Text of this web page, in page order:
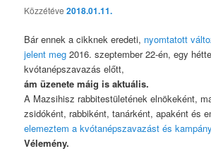
Közzétéve2018.01.11.
Bár ennek a cikknek eredeti, nyomtatott
jelent meg 2016. szeptember 22-én, egy
kvótanépszavazás előtt,
ám üzenete máig is aktuális.
A Mazsihisz rabbitestületének elnökeként,
zsidóként, rabbiként, tanárként, apaként és
elemeztem a kvótanépszavazást és
Vélemény.